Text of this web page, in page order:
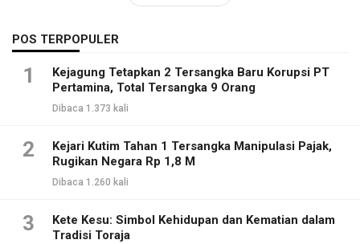
POS TERPOPULER
1
Kejagung Tetapkan 2 Tersangka Baru Korupsi PT
Pertamina, Total Tersangka 9 Orang
Dibaca 1.373 kali
2
Kejari Kutim Tahan 1 Tersangka Manipulasi Pajak,
Rugikan Negara Rp 1,8 M
Dibaca 1.260 kali
3
Kete Kesu: Simbol Kehidupan dan Kematian dalam
Tradisi Toraja